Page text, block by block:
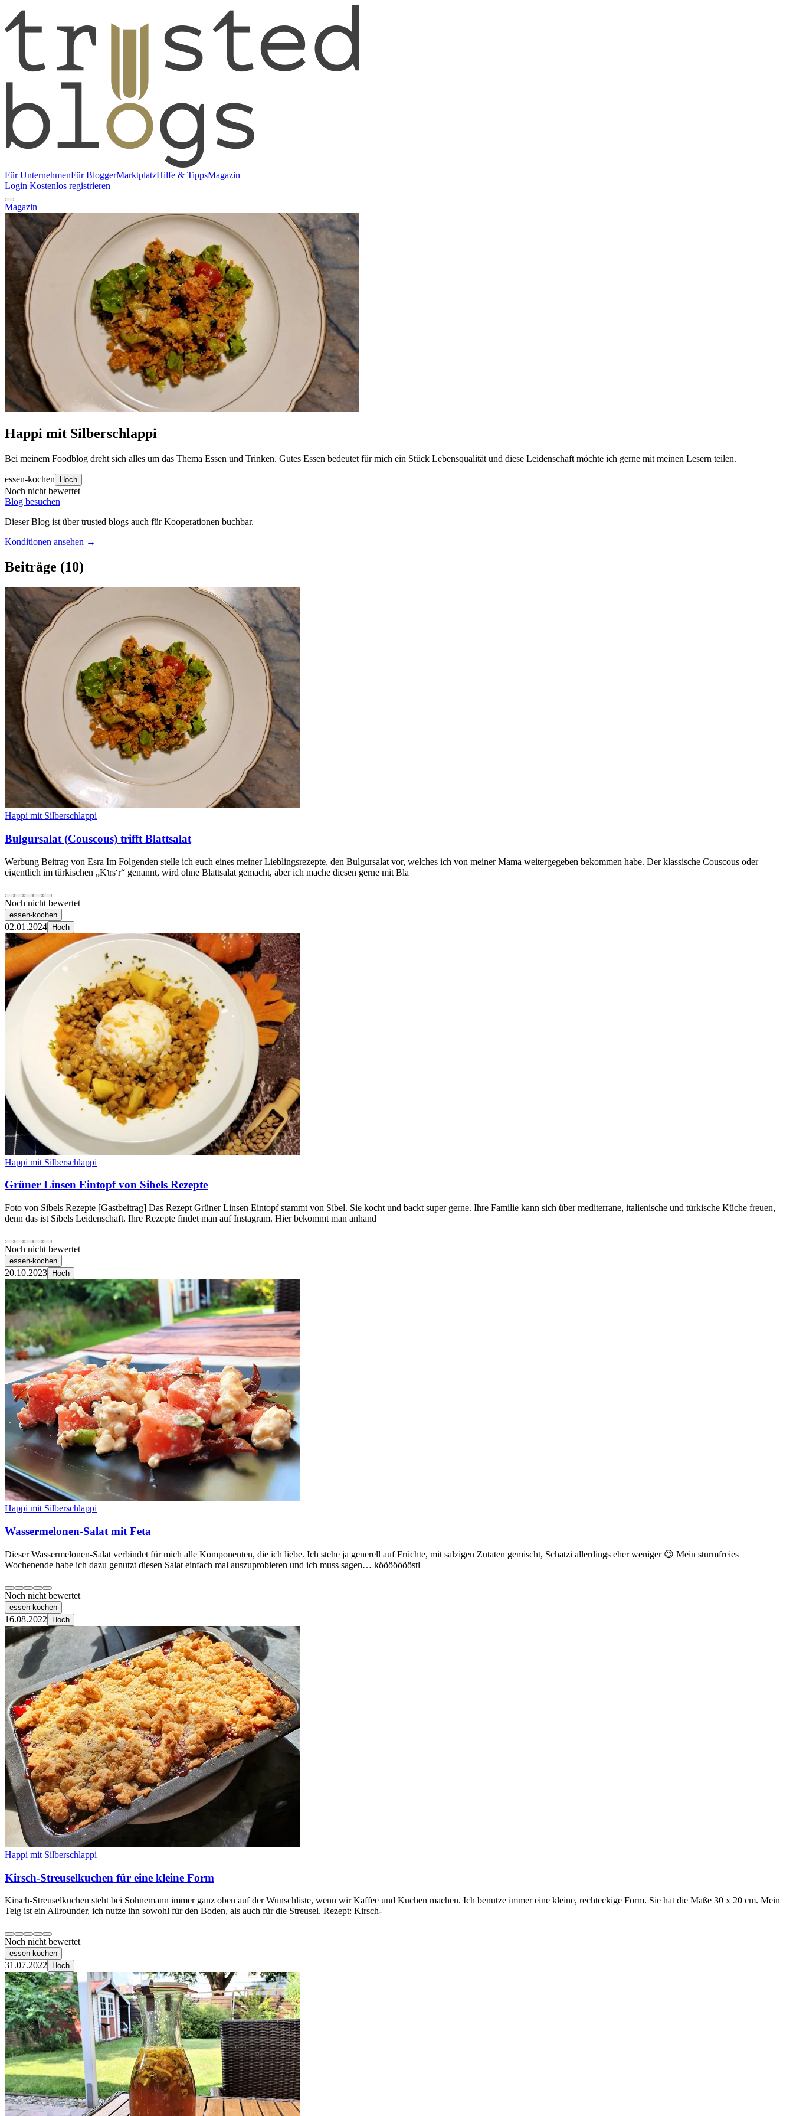
Für UnternehmenFür BloggerMarktplatzHilfe & TippsMagazin
Login Kostenlos registrieren
Magazin
Happi mit Silberschlappi
Bei meinem Foodblog dreht sich alles um das Thema Essen und Trinken. Gutes Essen bedeutet für mich ein Stück Lebensqualität und diese Leidenschaft möchte ich gerne mit meinen Lesern teilen.
essen-kochen Hoch
Noch nicht bewertet
Blog besuchen
Dieser Blog ist über trusted blogs auch für Kooperationen buchbar.
Konditionen ansehen →
Beiträge (10)
Happi mit Silberschlappi
Bulgursalat (Couscous) trifft Blattsalat
Werbung Beitrag von Esra Im Folgenden stelle ich euch eines meiner Lieblingsrezepte, den Bulgursalat vor, welches ich von meiner Mama weitergegeben bekommen habe. Der klassische Couscous oder
eigentlich im türkischen „Kוrsוr“ genannt, wird ohne Blattsalat gemacht, aber ich mache diesen gerne mit Bla
Noch nicht bewertet
essen-kochen
02.01.2024 Hoch
Happi mit Silberschlappi
Grüner Linsen Eintopf von Sibels Rezepte
Foto von Sibels Rezepte [Gastbeitrag] Das Rezept Grüner Linsen Eintopf stammt von Sibel. Sie kocht und backt super gerne. Ihre Familie kann sich über mediterrane, italienische und türkische Küche freuen,
denn das ist Sibels Leidenschaft. Ihre Rezepte findet man auf Instagram. Hier bekommt man anhand
Noch nicht bewertet
essen-kochen
20.10.2023 Hoch
Happi mit Silberschlappi
Wassermelonen-Salat mit Feta
Dieser Wassermelonen-Salat verbindet für mich alle Komponenten, die ich liebe. Ich stehe ja generell auf Früchte, mit salzigen Zutaten gemischt, Schatzi allerdings eher weniger 😉 Mein sturmfreies
Wochenende habe ich dazu genutzt diesen Salat einfach mal auszuprobieren und ich muss sagen… köööööööstl
Noch nicht bewertet
essen-kochen
16.08.2022 Hoch
Happi mit Silberschlappi
Kirsch-Streuselkuchen für eine kleine Form
Kirsch-Streuselkuchen steht bei Sohnemann immer ganz oben auf der Wunschliste, wenn wir Kaffee und Kuchen machen. Ich benutze immer eine kleine, rechteckige Form. Sie hat die Maße 30 x 20 cm. Mein
Teig ist ein Allrounder, ich nutze ihn sowohl für den Boden, als auch für die Streusel. Rezept: Kirsch-
Noch nicht bewertet
essen-kochen
31.07.2022 Hoch